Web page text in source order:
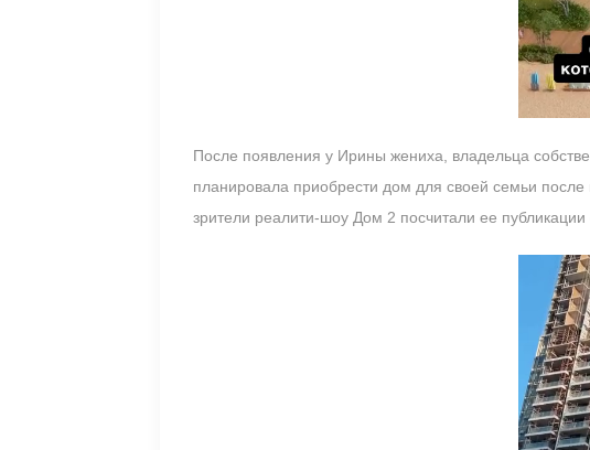
После появления у Ирины жениха, владельца
планировала приобрести дом для своей семьи
зрители реалити-шоу Дом 2 посчитали ее